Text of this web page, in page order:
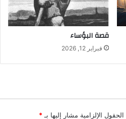
قصة البؤساء
فبراير 12, 2026
الحقول الإلزامية مشار إليها بـ *